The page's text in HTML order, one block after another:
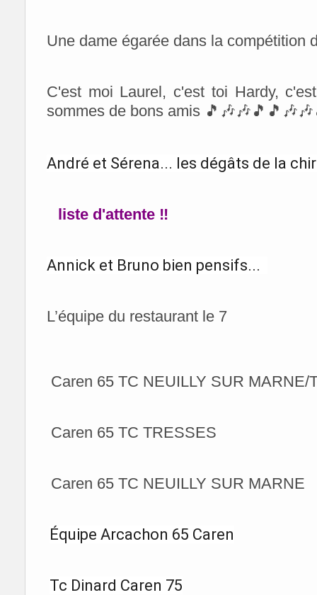
Une dame égarée dans la compétition
C'est moi Laurel, c'est toi Hardy,
sommes de bons amis
André et Sérena... les dégâts de la
liste d'attente ‼
Annick et Bruno bien pensifs...
L’équipe du restaurant le 7
Caren 65 TC NEUILLY SUR MARNE/
Caren 65 TC TRESSES
Caren 65 TC NEUILLY SUR MARNE
Équipe Arcachon 65 Caren
Tc Dinard Caren 75